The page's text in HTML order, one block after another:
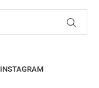
INSTAGRAM